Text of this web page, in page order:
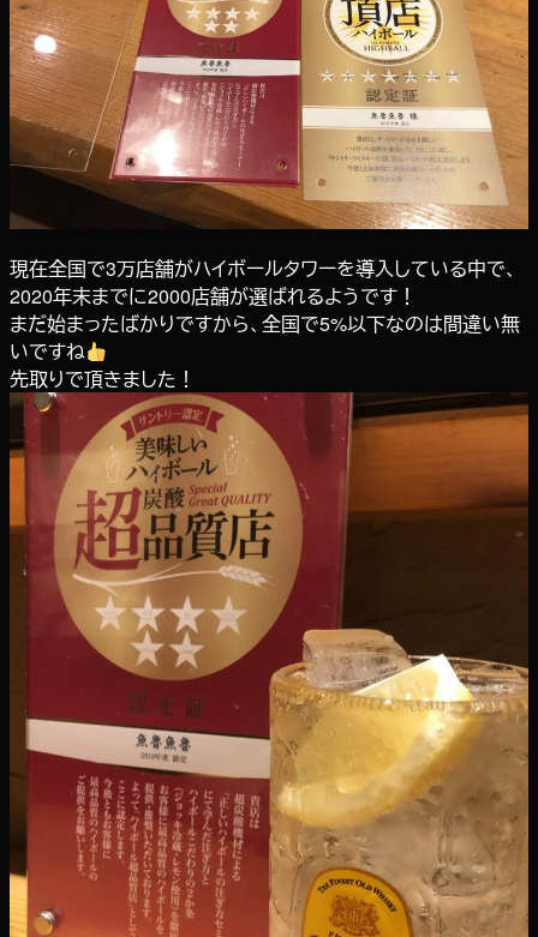
現在全国で3万店舗がハイボールタワーを導入している中で、
2020年末までに2000店舗が選ばれるようです！
まだ始まったばかりですから、全国で5%以下なのは間違い無
いですね
先取りで頂きました！